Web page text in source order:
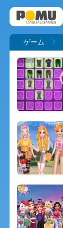
ゲーム